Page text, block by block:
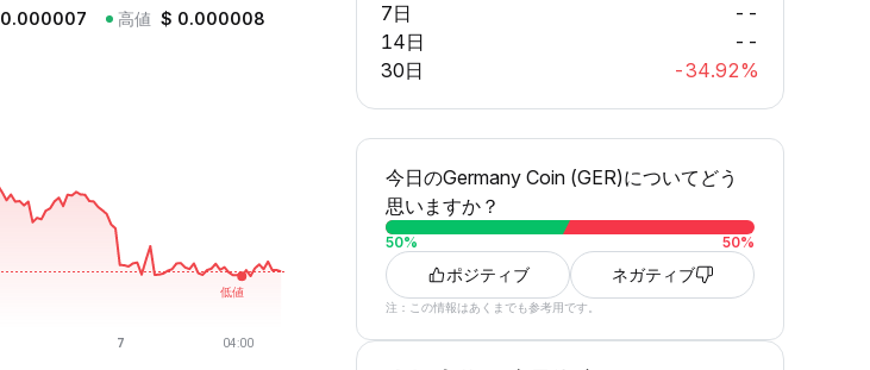
0.000007 高値 $ 0.000008
7日
--
14日
--
30日
-34.92%
今日のGermany Coin (GER)についてどう
思いますか？
50% 50%
ポジティブ ネガティブ
注：この情報はあくまでも参考用です。